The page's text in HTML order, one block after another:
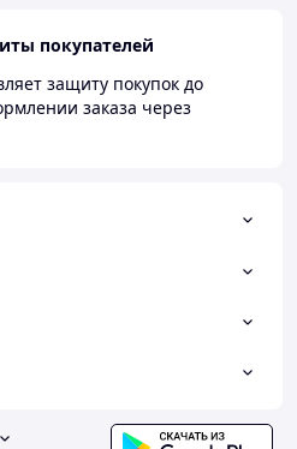
покупателей
защиту покупок до
заказа через